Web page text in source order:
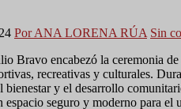
Por ANA LORENA RÚA Sin
Bravo encabezó la ceremonia
recreativas y culturales.
bienestar y el desarrollo
espacio seguro y moderno para